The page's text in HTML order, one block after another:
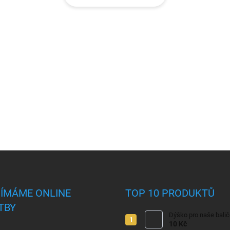
ONLINE
TOP 10 PRODUKTŮ
Dýško pro naše
10 Kč